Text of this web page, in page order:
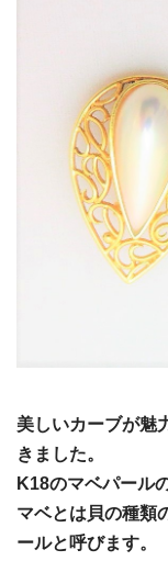
美しいカーブが魅
きました。
K18のマベパール
マベとは貝の種類
ールと呼びます。